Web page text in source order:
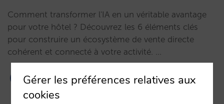
Comment transformer l'IA en un véritable avantage
pour votre hôtel ? Découvrez les 6 éléments clés
pour construire un écosystème de vente directe
cohérent et connecté à votre activité. …
Gérer les préférences relatives aux
cookies